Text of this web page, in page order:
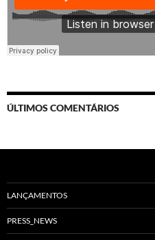
ÚLTIMOS COMENTÁRIOS
LANÇAMENTOS
PRESS_NEWS